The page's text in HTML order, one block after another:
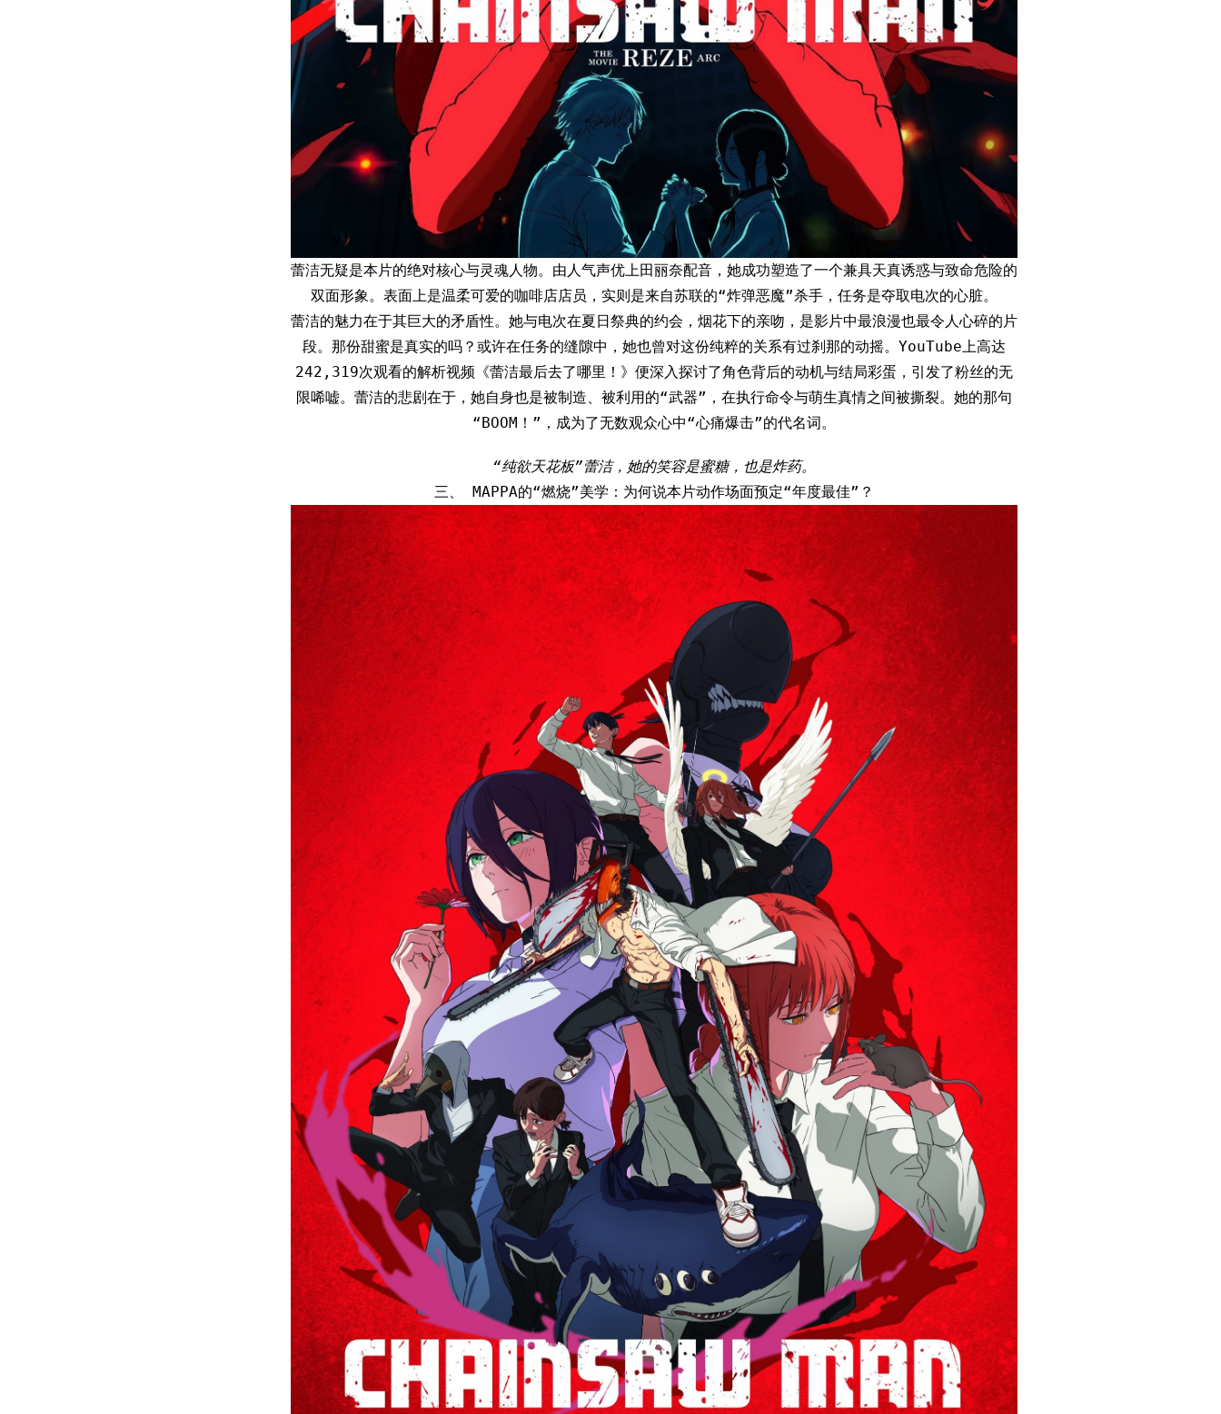
蕾洁无疑是本片的绝对核心与灵魂人物。由人气声优上田丽奈配音，她成功塑造了一个兼具天真诱惑与致命危险的
双面形象。表面上是温柔可爱的咖啡店店员，实则是来自苏联的“炸弹恶魔”杀手，任务是夺取电次的心脏。
蕾洁的魅力在于其巨大的矛盾性。她与电次在夏日祭典的约会，烟花下的亲吻，是影片中最浪漫也最令人心碎的片
段。那份甜蜜是真实的吗？或许在任务的缝隙中，她也曾对这份纯粹的关系有过刹那的动摇。YouTube上高达
242,319次观看的解析视频《蕾洁最后去了哪里！》便深入探讨了角色背后的动机与结局彩蛋，引发了粉丝的无
限唏嘘。蕾洁的悲剧在于，她自身也是被制造、被利用的“武器”，在执行命令与萌生真情之间被撕裂。她的那句
“BOOM！”，成为了无数观众心中“心痛爆击”的代名词。
“纯欲天花板”蕾洁，她的笑容是蜜糖，也是炸药。
三、 MAPPA的“燃烧”美学：为何说本片动作场面预定“年度最佳”？